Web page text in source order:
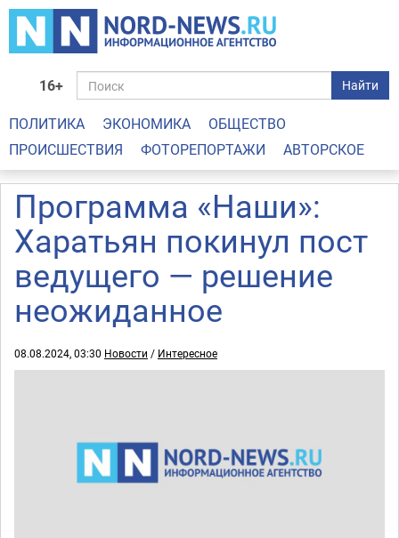
16+ Найти
ПОЛИТИКА ЭКОНОМИКА
ОБЩЕСТВО
ПРОИСШЕСТВИЯ
ФОТОРЕПОРТАЖИ АВТОРСКОЕ
Программа «Наши»:
Харатьян покинул пост
ведущего — решение
неожиданное
08.08.2024, 03:30 Новости / Интересное